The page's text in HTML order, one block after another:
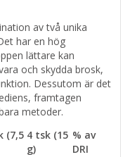
av två unika
har en hög
lättare kan
och skydda brosk,
Dessutom är det
framtagen
metoder.
(7,5 4 tsk (15
g)
% av
DRI